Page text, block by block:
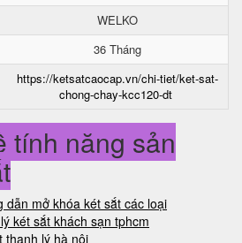
WELKO
36 Tháng
https://ketsatcaocap.vn/chi-tiet/ket-sat-
chong-chay-kcc120-dt
tính năng sản
dẫn mở khóa két sắt các loại
két sắt khách sạn tphcm
thanh lý hà nội